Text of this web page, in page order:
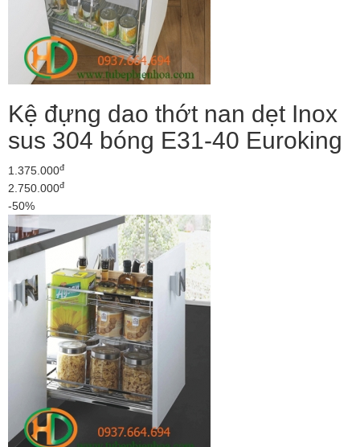
Kệ đựng dao thớt nan dẹt Inox
sus 304 bóng E31-40 Euroking
1.375.000đ
2.750.000đ
-50%